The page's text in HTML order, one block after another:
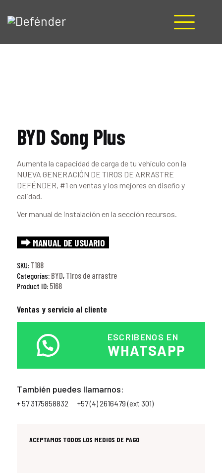
BLOG
CONTACTO
BYD Song Plus
Aumenta la capacidad de carga de tu vehículo con la
NUEVA GENERACIÓN DE TIROS DE ARRASTRE
DEFÉNDER, #1 en ventas y los mejores en diseño y
calidad.
Ver manual de instalación en la sección recursos.
⮕ MANUAL DE USUARIO
SKU: T188
Categorías: BYD, Tiros de arrastre
Product ID: 5168
Ventas y servicio al cliente
ESCRIBENOS EN
WHATSAPP
También puedes llamarnos:
+ 57 3175858832 +57 (4) 2616479 (ext 301)
ACEPTAMOS TODOS LOS MEDIOS DE PAGO